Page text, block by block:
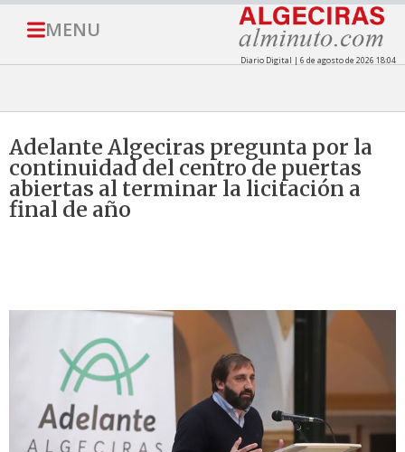
MENU
Diario Digital | 6 de agosto de 2026 18:04
Adelante Algeciras pregunta por la
continuidad del centro de puertas
abiertas al terminar la licitación a
final de año